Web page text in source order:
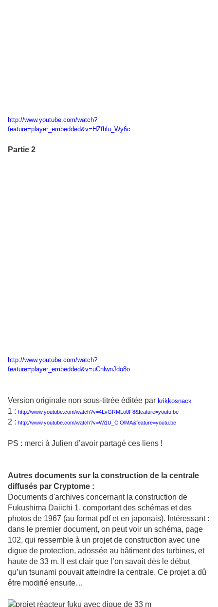
http://www.youtube.com/watch?
feature=player_embedded&v=HZfhlu_Wy6c
Partie 2
http://www.youtube.com/watch?
feature=player_embedded&v=uCnlwnJdo8o
Version originale non sous-titrée éditée par krikkosnack
1 : http://www.youtube.com/watch?v=4LvGRMLo0F8&feature=youtu.be
2 : http://www.youtube.com/watch?v=Wi1U_CIOlMA&feature=youtu.be
PS : merci à Julien d’avoir partagé ces liens !
Autres documents sur la construction de la centrale
diffusés par Cryptome :
Documents d'archives concernant la construction de
Fukushima Daiichi 1, comportant des schémas et des
photos de 1967 (au format pdf et en japonais). Intéressant :
dans le premier document, on peut voir un schéma, page
102, qui ressemble à un projet de construction avec une
digue de protection, adossée au bâtiment des turbines, et
haute de 33 m. Il est clair que l’on savait dès le début
qu’un tsunami pouvait atteindre la centrale. Ce projet a dû
être modifié ensuite…